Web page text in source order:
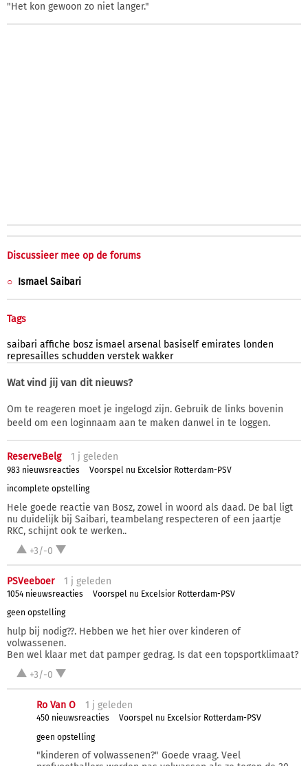
"Het kon gewoon zo niet langer."
Discussieer mee op de forums
Ismael Saibari
Tags
saibari affiche bosz ismael arsenal basiself emirates londen
represailles schudden verstek wakker
Wat vind jij van dit nieuws?
Om te reageren moet je ingelogd zijn. Gebruik de links bovenin
beeld om een loginnaam aan te maken danwel in te loggen.
ReserveBelg 1 j geleden
983 nieuwsreacties
Voorspel nu Excelsior Rotterdam-PSV
incomplete opstelling
Hele goede reactie van Bosz, zowel in woord als daad. De bal ligt
nu duidelijk bij Saibari, teambelang respecteren of een jaartje
RKC, schijnt ook te werken..
+3/-0
PSVeeboer 1 j geleden
1054 nieuwsreacties
Voorspel nu Excelsior Rotterdam-PSV
geen opstelling
hulp bij nodig??. Hebben we het hier over kinderen of
volwassenen.
Ben wel klaar met dat pamper gedrag. Is dat een topsportklimaat?
+3/-0
Ro Van O 1 j geleden
450 nieuwsreacties
Voorspel nu Excelsior Rotterdam-PSV
geen opstelling
"kinderen of volwassenen?" Goede vraag. Veel